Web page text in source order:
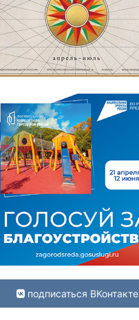
подписаться ВКонтакте